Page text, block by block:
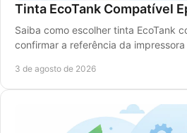
Tinta EcoTank Compatível
Saiba como escolher tinta EcoTank
confirmar a referência da
3 de agosto de 2026